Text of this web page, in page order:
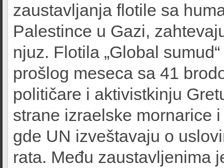
zaustavljanja flotile sa
Palestince u Gazi,
njuz. Flotila „Global
prošlog meseca sa 41
političare i aktivistkinju
strane izraelske mornarice
gde UN izveštavaju o
rata. Među zaustavljenima